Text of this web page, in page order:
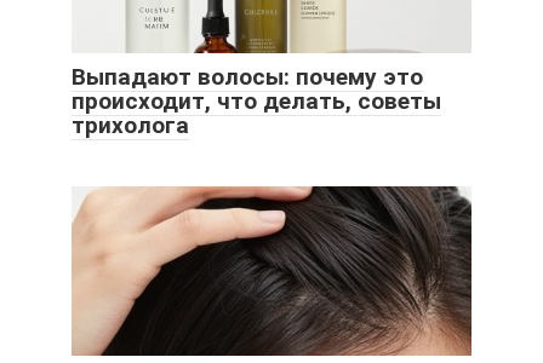
Выпадают волосы: почему это
происходит, что делать, советы
трихолога